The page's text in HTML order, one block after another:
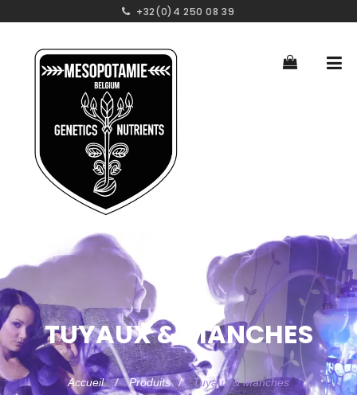
+32(0)4 250 08 39
TUYAUX & MANCHES
Accueil Produits Tuyaux & Manches